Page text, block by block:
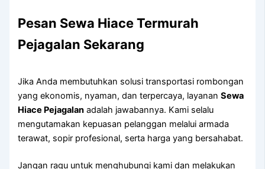
Pesan Sewa Hiace Termurah
Pejagalan Sekarang
Jika Anda membutuhkan solusi transportasi rombongan
yang ekonomis, nyaman, dan terpercaya, layananSewa
Hiace Pejagalan adalah jawabannya. Kami selalu
mengutamakan kepuasan pelanggan melalui armada
terawat, sopir profesional, serta harga yang bersahabat.
Jangan ragu untuk menghubungi kami dan melakukan